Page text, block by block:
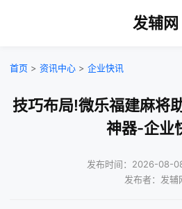
发辅网
首页 > 资讯中心 > 企业快讯
技巧布局!微乐福建麻将
神器-企业
发布时间：2026-08-
发布者：发辅